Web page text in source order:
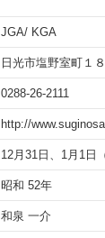
JGA KGA
日光市塩野室町１
0288-26-2111
http://
12月31日、1月1日
昭和 52年
和泉 一介